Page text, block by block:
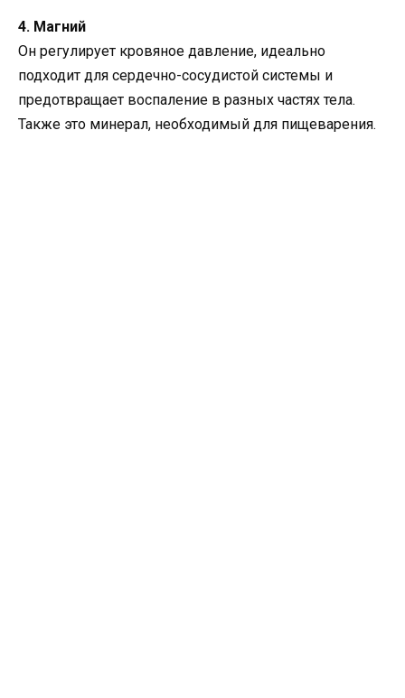
4. Магний
Он регулирует кровяное давление, идеально
подходит для сердечно-сосудистой системы и
предотвращает воспаление в разных частях тела.
Также это минерал, необходимый для пищеварения.